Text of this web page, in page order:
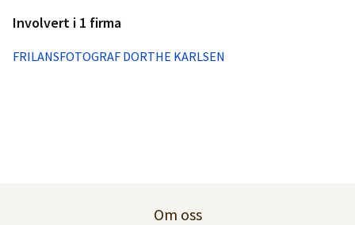
Kjøpe lister
Involvert i 1 firma
FRILANSFOTOGRAF DORTHE KARLSEN
Om oss